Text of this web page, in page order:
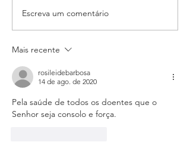
Família, escola e fé: Missa
do Salesiano Recife
Escreva um comentário
Mais recente
rosileidebarbosa
14 de ago. de 2020
Pela saúde de todos os doentes que o
Senhor seja consolo e força.